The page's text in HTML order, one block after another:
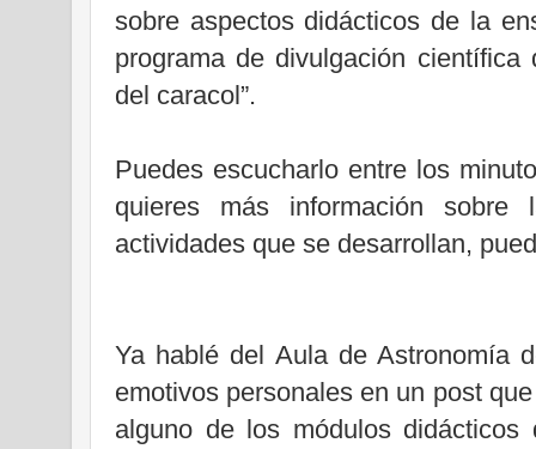
sobre aspectos didácticos de la
programa de divulgación
del caracol”.
Puedes escucharlo entre los
quieres más información sobre
actividades que se desarrollan,
Ya hablé del Aula de Astronomía
emotivos personales en un post que
alguno de los módulos